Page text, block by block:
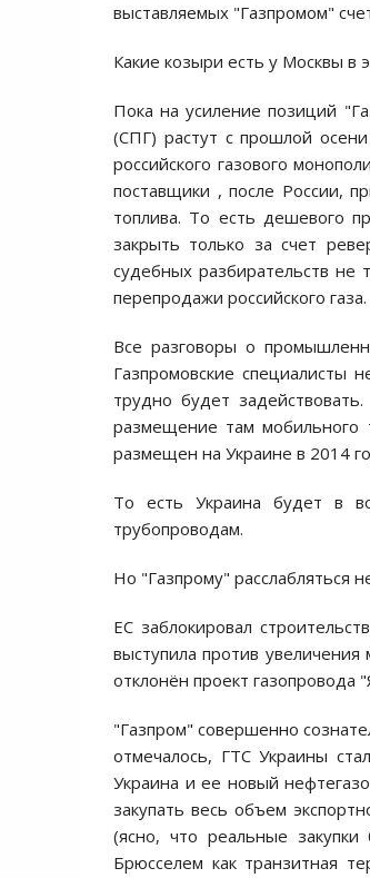
выставляемых "Газпромом"
Какие козыри есть у Москвы в
Пока на усиление позиций
(СПГ) растут с прошлой
российского газового
поставщики , после России,
топлива. То есть дешевого
закрыть только за счет
судебных разбирательств не
перепродажи российского газа.
Все разговоры о
Газпромовские специалисты
трудно будет
размещение там
размещен на Украине в 2014
То есть Украина будет в
трубопроводам.
Но "Газпрому" расслабляться
ЕС заблокировал
выступила против
отклонён проект газопровода
"Газпром" совершенно
отмечалось, ГТС Украины
Украина и ее новый
закупать весь объем
(ясно, что реальные
Брюсселем как транзитная